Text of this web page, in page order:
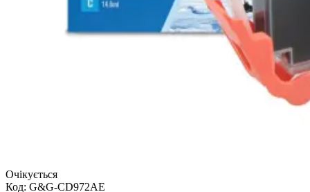
Очікується
Код: G&G-CD972AE